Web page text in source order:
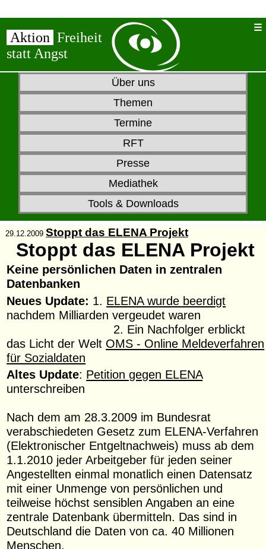
Aktion Freiheit
statt Angst
Über uns
Themen
Termine
RFT
Presse
Mediathek
Tools & Downloads
29.12.2009 Stoppt das ELENA Projekt
Stoppt das ELENA Projekt
Keine persönlichen Daten in zentralen
Datenbanken
Neues Update: 1. ELENA wurde beerdigt
nachdem Milliarden vergeudet waren
2. Ein Nachfolger erblickt
das Licht der Welt OMS - Online Meldeverfahren
für Sozialdaten
Altes Update: Petition gegen ELENA
unterschreiben
Nach dem am 28.3.2009 im Bundesrat
verabschiedeten Gesetz zum ELENA-Verfahren
(Elektronischer Entgeltnachweis) muss ab dem
1.1.2010 jeder Arbeitgeber für jeden seiner
Angestellten einmal monatlich einen Datensatz
mit einer Unmenge von persönlichen und
teilweise höchst sensiblen Angaben an eine
zentrale Datenbank übermitteln. Das sind in
Deutschland die Daten von ca. 40 Millionen
Menschen.